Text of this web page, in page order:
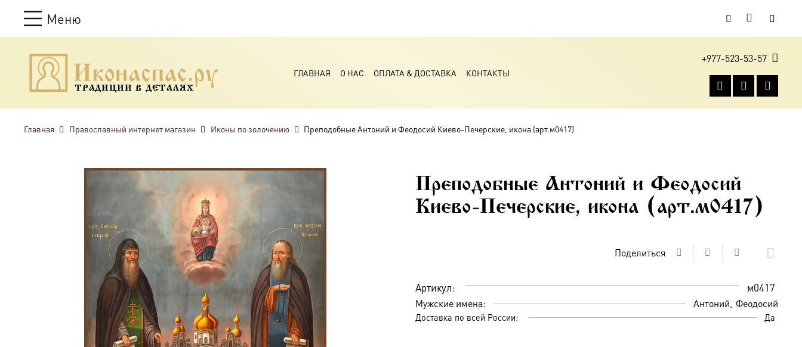
Меню
ТРАДИЦИИ В ДЕТАЛЯХ
ГЛАВНАЯ О НАС ОПЛАТА & ДОСТАВКА КОНТАКТЫ
+977-523-53-57
Главная Православный интернет магазин Иконы по золочению Преподобные Антоний и Феодосий Киево-Печерские, икона (арт.м0417)
Преподобные Антоний и Феодосий
Киево-Печерские, икона (арт.м0417)
Поделиться
Артикул: м0417
Мужские имена: Антоний Феодосий
Доставка по всей России: Да